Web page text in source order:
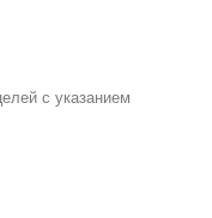
с указанием